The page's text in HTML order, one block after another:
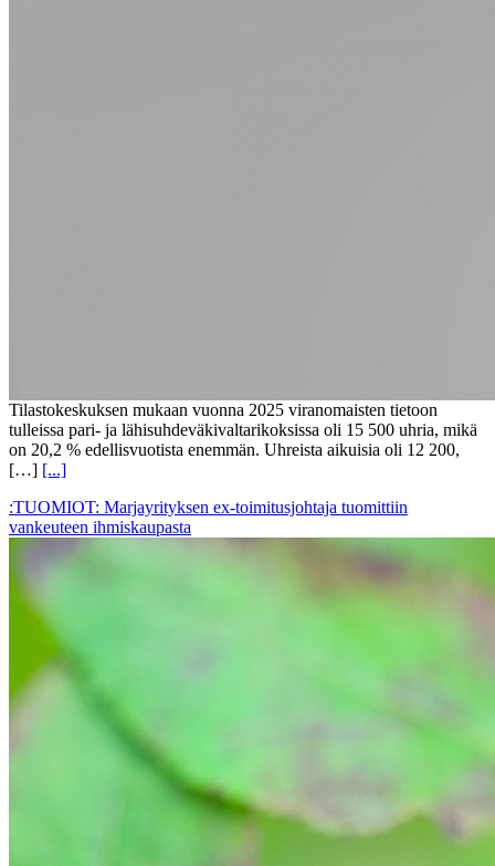
Tilastokeskuksen mukaan vuonna 2025 viranomaisten tietoon
tulleissa pari- ja lähisuhdeväkivaltarikoksissa oli 15 500 uhria, mikä
on 20,2 % edellisvuotista enemmän. Uhreista aikuisia oli 12 200,
[…] [...]
:TUOMIOT: Marjayrityksen ex-toimitusjohtaja tuomittiin
vankeuteen ihmiskaupasta